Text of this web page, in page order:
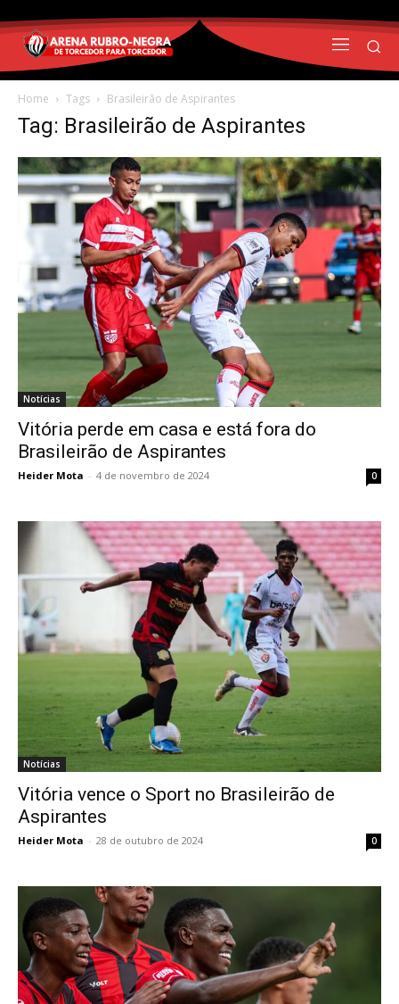
Home Tags Brasileirão de Aspirantes
Tag: Brasileirão de Aspirantes
Notícias
Vitória perde em casa e está fora do
Brasileirão de Aspirantes
Heider Mota - 4 de novembro de 2024 0
Notícias
Vitória vence o Sport no Brasileirão de
Aspirantes
Heider Mota - 28 de outubro de 2024 0